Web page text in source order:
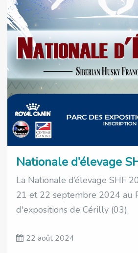
Nationale d’élevage
La Nationale d’élevage SHF
21 et 22 septembre 2024 au
d'expositions de Cérilly (03).
22 août 2024